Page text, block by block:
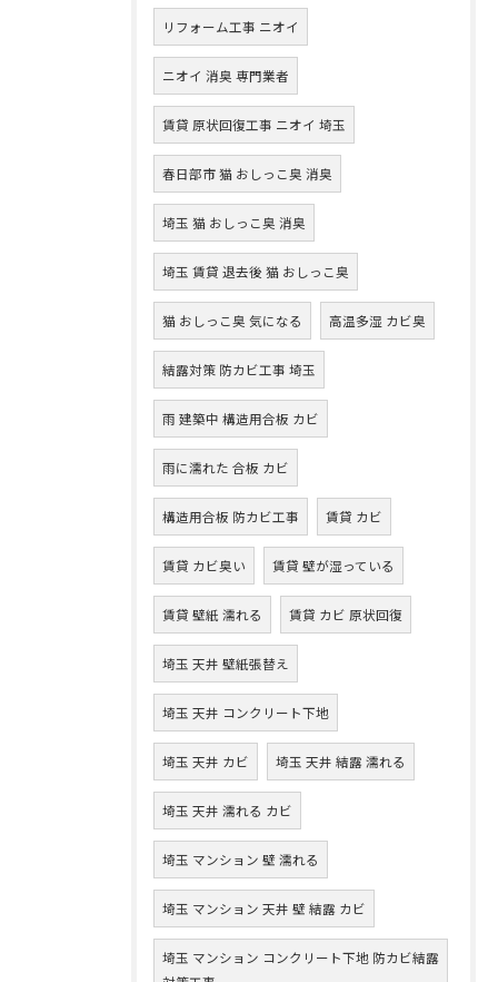
リフォーム工事 ニオイ
ニオイ 消臭 専門業者
賃貸 原状回復工事 ニオイ 埼玉
春日部市 猫 おしっこ臭 消臭
埼玉 猫 おしっこ臭 消臭
埼玉 賃貸 退去後 猫 おしっこ臭
猫 おしっこ臭 気になる 高温多湿 カビ臭
結露対策 防カビ工事 埼玉
雨 建築中 構造用合板 カビ
雨に濡れた 合板 カビ
構造用合板 防カビ工事 賃貸 カビ
賃貸 カビ臭い 賃貸 壁が湿っている
賃貸 壁紙 濡れる 賃貸 カビ 原状回復
埼玉 天井 壁紙張替え
埼玉 天井 コンクリート下地
埼玉 天井 カビ 埼玉 天井 結露 濡れる
埼玉 天井 濡れる カビ
埼玉 マンション 壁 濡れる
埼玉 マンション 天井 壁 結露 カビ
埼玉 マンション コンクリート下地 防カビ結露